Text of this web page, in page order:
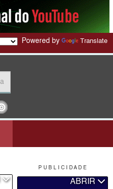
P U B L I C I D A D E
ABRIR
Powered by Translate